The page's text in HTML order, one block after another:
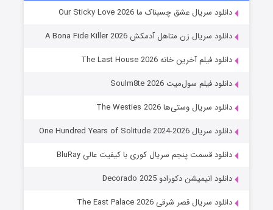
شوهر
عملیات آپارتمان
قسمت۲ (زیرنویس) منتشر شد
دانلود سریال عشق چسبناک ما Our Sticky Love 2026
دانلود سریال زن متاهل آدمکش A Bona Fide Killer 2026
دانلود فیلم آخرین خانه The Last House 2026
دانلود فیلم سول‌میت Soulm8te 2026
دانلود سریال وستی‌ها The Westies 2026
دانلود سریال One Hundred Years of Solitude 2024-2026
دانلود قسمت پنجم سریال کوری با کیفیت عالی BluRay
دانلود انیمیشن دکورادو Decorado 2025
دانلود سریال قصر شرقی The East Palace 2026